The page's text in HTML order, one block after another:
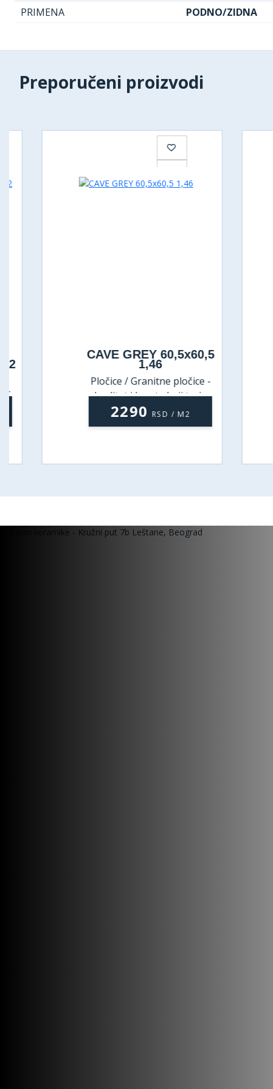
PRIMENA
PODNO/ZIDNA
Preporučeni proizvodi
CAVE GREY 60,5x60,5
1,46
Pločice / Granitne pločice -
kvalitet i lepota koji traju
2290 RSD / M2